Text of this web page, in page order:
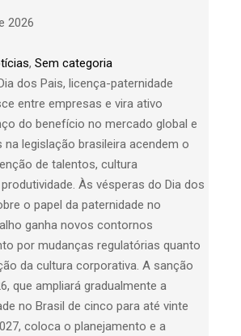
2026
, Sem categoria
dos Pais, licença-paternidade
entre empresas e vira ativo
do benefício no mercado global e
na legislação brasileira acendem o
de talentos, cultura
Às vésperas do Dia dos
o papel da paternidade no
ganha novos contornos
por mudanças regulatórias quanto
da cultura corporativa. A sanção
que ampliará gradualmente a
no Brasil de cinco para até vinte
coloca o planejamento e a